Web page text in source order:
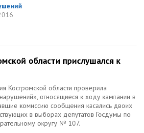
области прислушался к
Костромской области проверила
относящиеся к ходу кампании в
комиссию сообщения касались двоих
в выборах депутатов Госдумы по
округу № 107.